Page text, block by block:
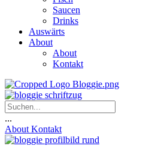
Saucen
Drinks
Auswärts
About
About
Kontakt
...
About Kontakt